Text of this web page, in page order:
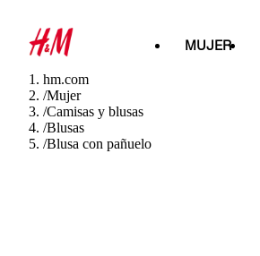
MUJER
hm.com
/Mujer
/Camisas y blusas
/Blusas
/Blusa con pañuelo